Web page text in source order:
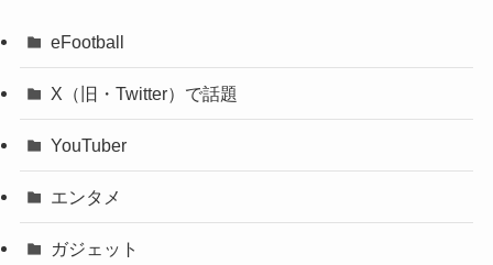
eFootball
X（旧・Twitter）で話題
YouTuber
エンタメ
ガジェット